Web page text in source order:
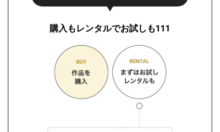
購入もレンタルでお試しも111